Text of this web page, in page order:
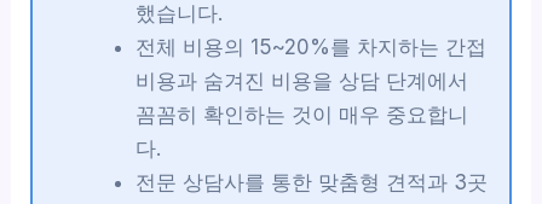
했습니다.
전체 비용의 15~20%를 차지하는 간접
비용과 숨겨진 비용을 상담 단계에서
꼼꼼히 확인하는 것이 매우 중요합니
다.
전문 상담사를 통한 맞춤형 견적과 3곳